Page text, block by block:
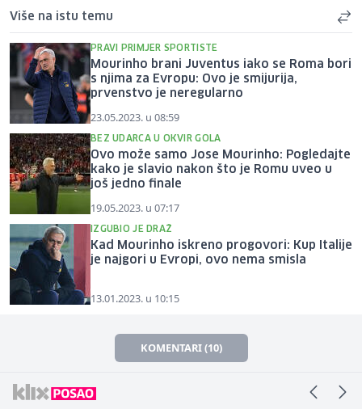
Više na istu temu
PRAVI PRIMJER SPORTISTE
Mourinho brani Juventus iako se Roma bori
s njima za Evropu: Ovo je smijurija,
prvenstvo je neregularno
23.05.2023. u 08:59
BEZ UDARCA U OKVIR GOLA
Ovo može samo Jose Mourinho: Pogledajte
kako je slavio nakon što je Romu uveo u
još jedno finale
19.05.2023. u 07:17
IZGUBIO JE DRAŽ
Kad Mourinho iskreno progovori: Kup Italije
je najgori u Evropi, ovo nema smisla
13.01.2023. u 10:15
KOMENTARI (10)